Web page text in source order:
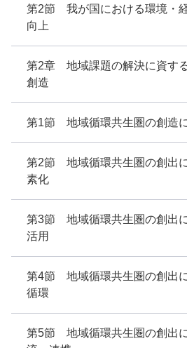
第2節 我が国における環境・
向上
第2章 地域課題の解決に資す
創造
第1節 地域循環共生圏の創造
第2節 地域循環共生圏の創出
素化
第3節 地域循環共生圏の創出
活用
第4節 地域循環共生圏の創出
循環
第5節 地域循環共生圏の創出